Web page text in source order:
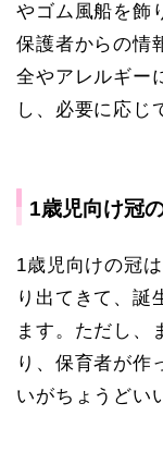
やゴム風船を飾
保護者からの情
全やアレルギー
し、必要に応じ
1歳児向け冠
1歳児向けの冠
り出てきて、誕
ます。ただし、
り、保育者が作
いがちょうどい